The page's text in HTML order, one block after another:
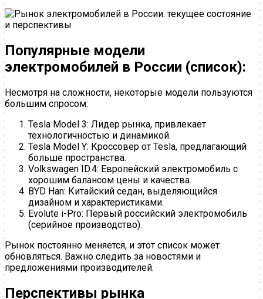
Популярные модели
электромобилей в России (список):
Несмотря на сложности, некоторые модели пользуются
большим спросом:
Tesla Model 3: Лидер рынка, привлекает
технологичностью и динамикой.
Tesla Model Y: Кроссовер от Tesla, предлагающий
больше пространства.
Volkswagen ID.4: Европейский электромобиль с
хорошим балансом цены и качества.
BYD Han: Китайский седан, выделяющийся
дизайном и характеристиками.
Evolute i-Pro: Первый российский электромобиль
(серийное производство).
Рынок постоянно меняется, и этот список может
обновляться. Важно следить за новостями и
предложениями производителей.
Перспективы рынка